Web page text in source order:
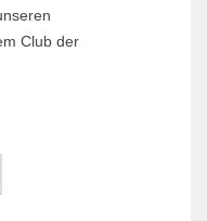
Club der